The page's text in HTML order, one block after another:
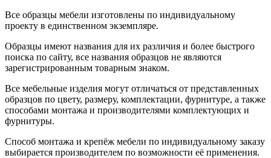
Все образцы мебели изготовлены по индивидуальному
проекту в единственном экземпляре.
Образцы имеют названия для их различия и более быстрого
поиска по сайту, все названия образцов не являются
зарегистрированным товарным знаком.
Все мебельные изделия могут отличаться от представленных
образцов по цвету, размеру, комплектации, фурнитуре, а также
способами монтажа и производителями комплектующих и
фурнитуры.
Способ монтажа и крепёж мебели по индивидуальному заказу
выбирается производителем по возможности её применения.